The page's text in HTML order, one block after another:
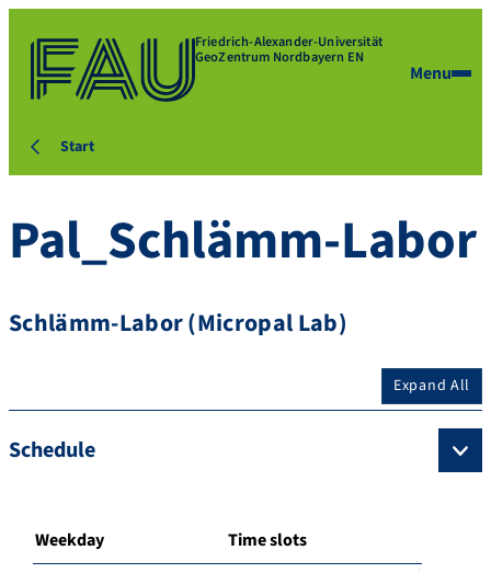
Friedrich-Alexander-Universität
GeoZentrum Nordbayern EN
Menu
Start
Pal_Schlämm-Labor
Schlämm-Labor (Micropal Lab)
Expand All
Schedule
Weekday Time slots